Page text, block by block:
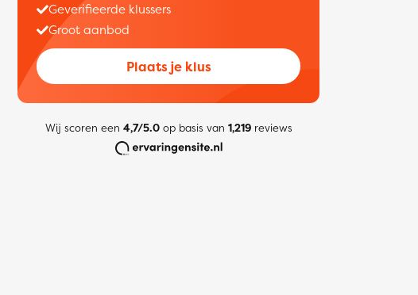
Geverifieerde klussers
Groot aanbod
Plaats je klus
Wij scoren een 4,7/5.0op basis van 1,219reviews